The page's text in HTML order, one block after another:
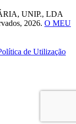
UNIP., LDA
2026. O MEU
de Utilização